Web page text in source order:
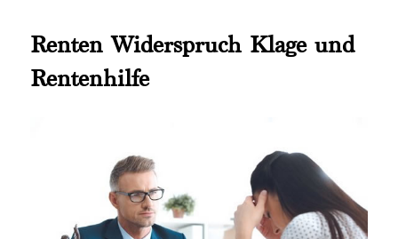
Renten Widerspruch Klage und
Rentenhilfe